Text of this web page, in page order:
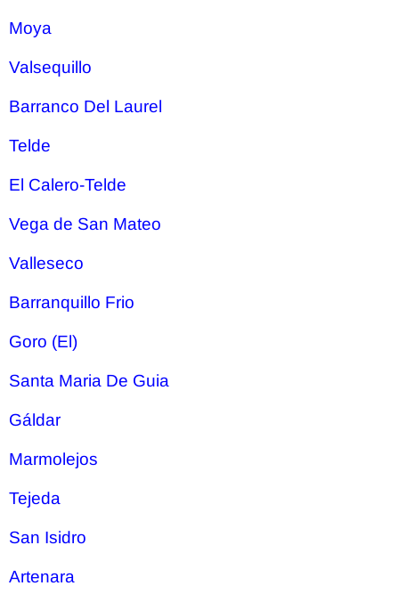
Moya
Valsequillo
Barranco Del Laurel
Telde
El Calero-Telde
Vega de San Mateo
Valleseco
Barranquillo Frio
Goro (El)
Santa Maria De Guia
Gáldar
Marmolejos
Tejeda
San Isidro
Artenara